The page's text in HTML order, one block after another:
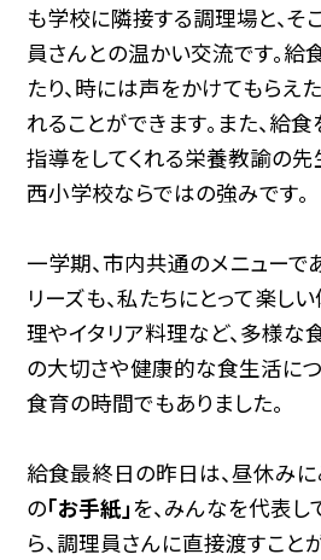
も学校に隣接する調理場と、そ
員さんとの温かい交流です。
たり、時には声をかけてもらえ
れることができます。また、給
指導をしてくれる栄養教諭の先
西小学校ならではの強みです。
一学期、市内共通のメニューで
リーズも、私たちにとって楽し
理やイタリア料理など、多様な
の大切さや健康的な食生活に
食育の時間でもありました。
給食最終日の昨日は、昼休み
の「お手紙」を、みんなを代表
ら、調理員さんに直接渡すこと